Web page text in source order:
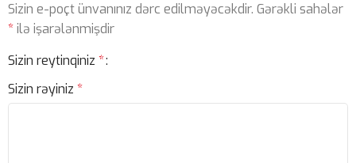
Sizin e-poçt ünvanınız dərc edilməyəcəkdir. Gərəkli sahələr
*ilə işarələnmişdir
Sizin reytinqiniz *
Sizin rəyiniz *